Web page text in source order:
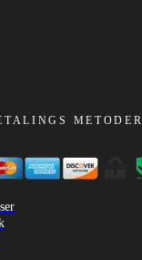
METODER